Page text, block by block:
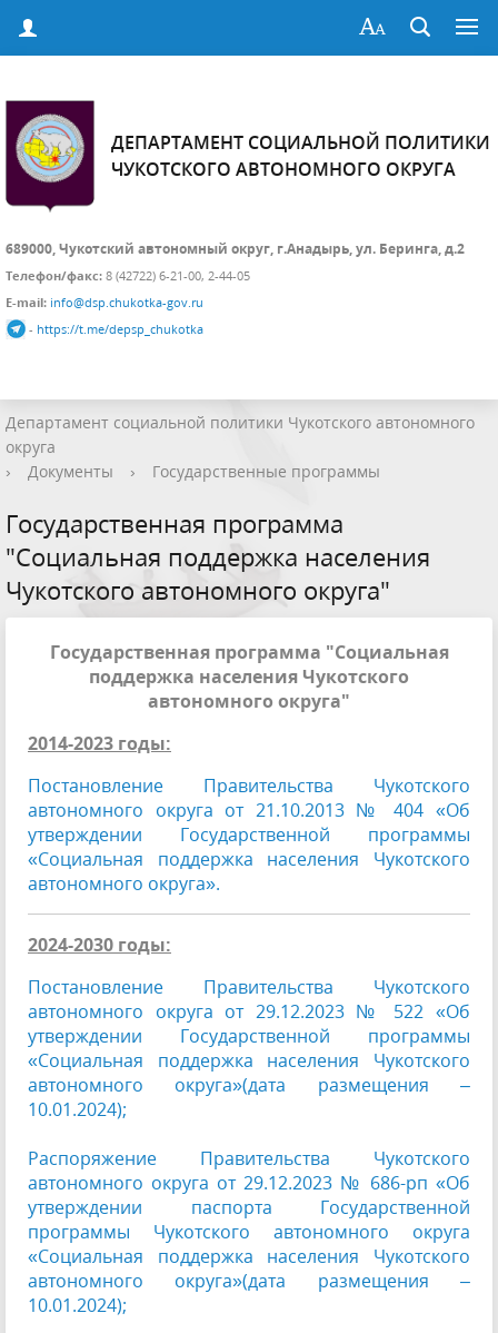
ДЕПАРТАМЕНТ СОЦИАЛЬНОЙ ПОЛИТИКИ
ЧУКОТСКОГО АВТОНОМНОГО ОКРУГА
689000, Чукотский автономный округ, г.Анадырь, ул. Беринга, д.2
Телефон/факс: 8 (42722) 6-21-00, 2-44-05
E-mail: info@dsp.chukotka-gov.ru
- https://t.me/depsp_chukotka
Департамент социальной политики Чукотского автономного
округа
›
Документы › Государственные программы
Государственная программа
"Социальная поддержка населения
Чукотского автономного округа"
Государственная программа "Социальная
поддержка населения Чукотского
автономного округа"
2014-2023 годы:
Постановление Правительства Чукотского
автономного округа от 21.10.2013 № 404 «Об
утверждении Государственной программы
«Социальная поддержка населения Чукотского
автономного округа».
2024-2030 годы:
Постановление Правительства Чукотского
автономного округа от 29.12.2023 № 522 «Об
утверждении Государственной программы
«Социальная поддержка населения Чукотского
автономного округа»(дата размещения –
10.01.2024);
Распоряжение Правительства Чукотского
автономного округа от 29.12.2023 № 686-рп «Об
утверждении паспорта Государственной
программы Чукотского автономного округа
«Социальная поддержка населения Чукотского
автономного округа»(дата размещения –
10.01.2024);